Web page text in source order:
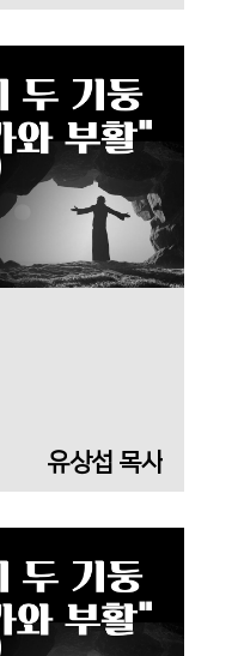
유상섭 목사